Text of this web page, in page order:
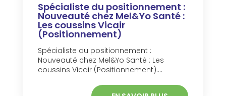
Spécialiste du positionnement :
Nouveauté chez Mel&Yo Santé :
Les coussins Vicair
(Positionnement)
Spécialiste du positionnement :
Nouveauté chez Mel&Yo Santé : Les
coussins Vicair (Positionnement)....